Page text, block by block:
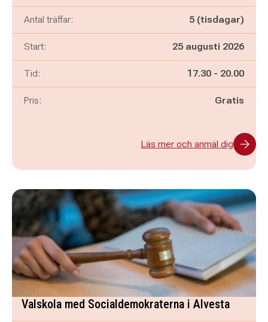
Antal träffar: 5 (tisdagar)
Start: 25 augusti 2026
Tid: Pågår mellan
17.30 - och
20.00
Pris: Gratis
Läs mer och anmäl dig
Valskola med Socialdemokraterna i Alvesta